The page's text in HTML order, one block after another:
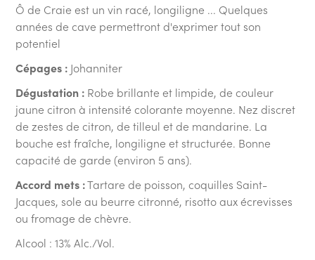
Ô de Craie est un vin racé, longiligne ... Quelques
années de cave permettront d'exprimer tout son
potentiel
Cépages : Johanniter
Dégustation : Robe brillante et limpide, de couleur
jaune citron à intensité colorante moyenne. Nez discret
de zestes de citron, de tilleul et de mandarine. La
bouche est fraîche, longiligne et structurée. Bonne
capacité de garde (environ 5 ans).
Accord mets :Tartare de poisson, coquilles Saint-
Jacques, sole au beurre citronné, risotto aux écrevisses
ou fromage de chèvre.
Alcool : 13% Alc./Vol.